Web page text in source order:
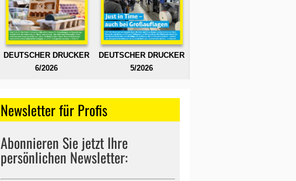
DEUTSCHER DRUCKER
6/2026
DEUTSCHER DRUCKER
5/2026
Newsletter für Profis
Abonnieren Sie jetzt Ihre
persönlichen Newsletter: